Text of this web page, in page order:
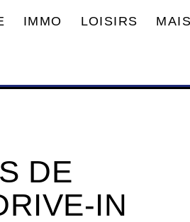
IMMO LOISIRS
DE
IN